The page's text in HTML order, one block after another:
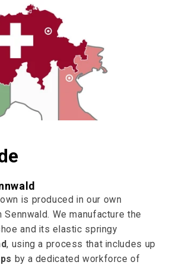
is produced in our own
We manufacture the
and its elastic springy
, using a process that includes up
by a dedicated workforce of